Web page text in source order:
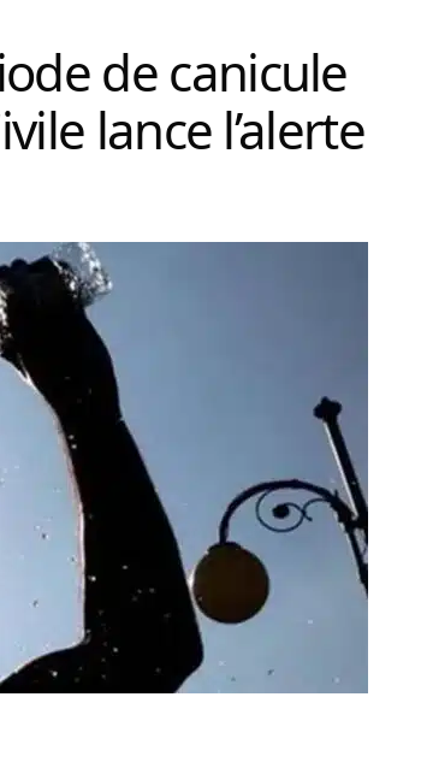
de canicule
lance l’alerte